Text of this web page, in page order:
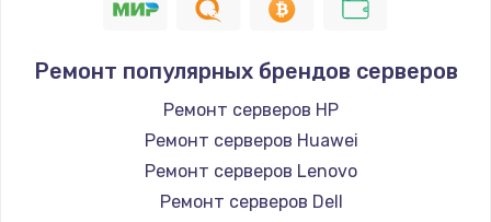
Ремонт популярных брендов серверов
Ремонт серверов HP
Ремонт серверов Huawei
Ремонт серверов Lenovo
Ремонт серверов Dell